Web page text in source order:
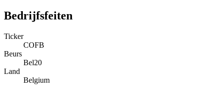
Bedrijfsfeiten
Ticker
COFB
Beurs
Bel20
Land
Belgium